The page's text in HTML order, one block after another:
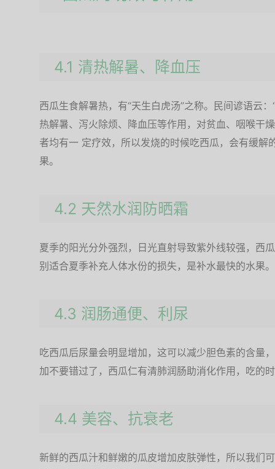
4.1 清热解暑、降血压
西瓜生食解暑热，有“天生白虎汤”之称。民间谚语云
热解暑、泻火除烦、降血压等作用，对贫血、咽喉干
者均有一 定疗效，所以发烧的时候吃西瓜，会有缓解
果。
4.2 天然水润防晒霜
夏季的阳光分外强烈，日光直射导致紫外线较强，西
别适合夏季补充人体水份的损失，是补水最快的水果。
4.3 润肠通便、利尿
吃西瓜后尿量会明显增加，这可以减少胆色素的含量
加不要错过了，西瓜仁有清肺润肠助消化作用，吃的
4.4 美容、抗衰老
新鲜的西瓜汁和鲜嫩的瓜皮增加皮肤弹性，所以我们